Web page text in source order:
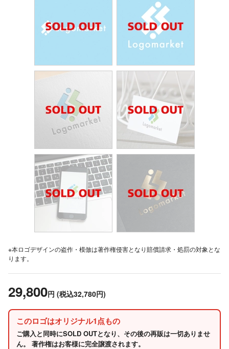
※本ロゴデザインの盗作・模倣は著作権侵害となり賠償請求・処罰の対象とな
ります。
29,800円 (税込32,780円)
このロゴはオリジナル1点もの
ご購入と同時にSOLD OUTとなり、その後の再販は一切ありませ
ん。 著作権はお客様に完全譲渡されます。